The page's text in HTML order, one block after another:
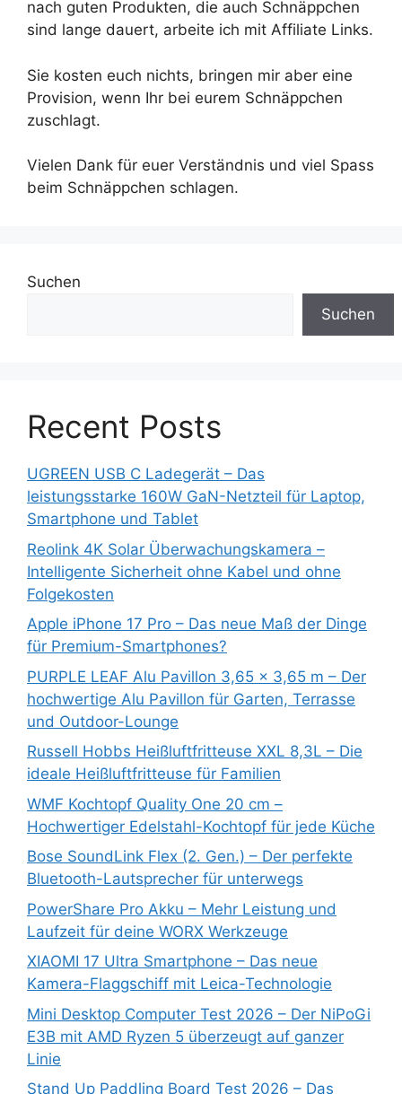
nach guten Produkten, die auch Schnäppchen
sind lange dauert, arbeite ich mit Affiliate Links.
Sie kosten euch nichts, bringen mir aber eine
Provision, wenn Ihr bei eurem Schnäppchen
zuschlagt.
Vielen Dank für euer Verständnis und viel Spass
beim Schnäppchen schlagen.
Suchen
Suchen
Recent Posts
UGREEN USB C Ladegerät – Das
leistungsstarke 160W GaN-Netzteil für Laptop,
Smartphone und Tablet
Reolink 4K Solar Überwachungskamera –
Intelligente Sicherheit ohne Kabel und ohne
Folgekosten
Apple iPhone 17 Pro – Das neue Maß der Dinge
für Premium-Smartphones?
PURPLE LEAF Alu Pavillon 3,65 x 3,65 m – Der
hochwertige Alu Pavillon für Garten, Terrasse
und Outdoor-Lounge
Russell Hobbs Heißluftfritteuse XXL 8,3L – Die
ideale Heißluftfritteuse für Familien
WMF Kochtopf Quality One 20 cm –
Hochwertiger Edelstahl-Kochtopf für jede Küche
Bose SoundLink Flex (2. Gen.) – Der perfekte
Bluetooth-Lautsprecher für unterwegs
PowerShare Pro Akku – Mehr Leistung und
Laufzeit für deine WORX Werkzeuge
XIAOMI 17 Ultra Smartphone – Das neue
Kamera-Flaggschiff mit Leica-Technologie
Mini Desktop Computer Test 2026 – Der NiPoGi
E3B mit AMD Ryzen 5 überzeugt auf ganzer
Linie
Stand Up Paddling Board Test 2026 – Das